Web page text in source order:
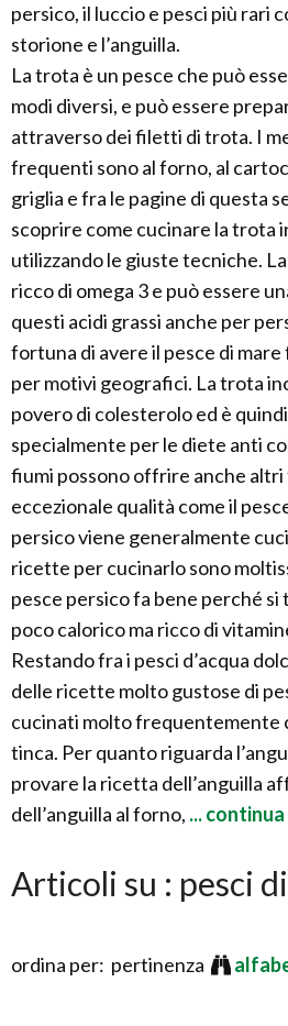
persico, il luccio e pesci più rari
storione e l’anguilla.
La trota è un pesce che può
modi diversi, e può essere
attraverso dei filetti di trota. I
frequenti sono al forno, al
griglia e fra le pagine di questa
scoprire come cucinare la trota
utilizzando le giuste tecniche.
ricco di omega 3 e può essere
questi acidi grassi anche per
fortuna di avere il pesce di
per motivi geografici. La trota
povero di colesterolo ed è
specialmente per le diete anti
fiumi possono offrire anche altri
eccezionale qualità come il
persico viene generalmente
ricette per cucinarlo sono
pesce persico fa bene perché si
poco calorico ma ricco di
Restando fra i pesci d’acqua
delle ricette molto gustose di
cucinati molto frequentemente
tinca. Per quanto riguarda
provare la ricetta dell’anguilla
dell’anguilla al forno, ... continua
Articoli su : pesci
ordina per: pertinenza